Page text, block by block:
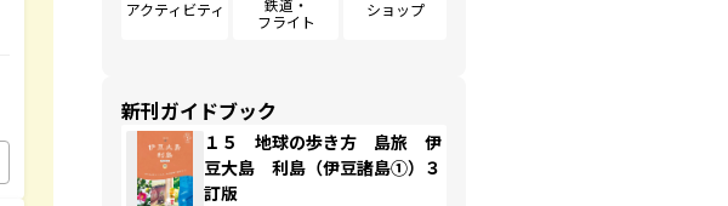
アクティビティ
フライト
ショップ
新刊ガイドブック
１５ 地球の歩き方 島旅 伊
豆大島 利島（伊豆諸島①）３
訂版